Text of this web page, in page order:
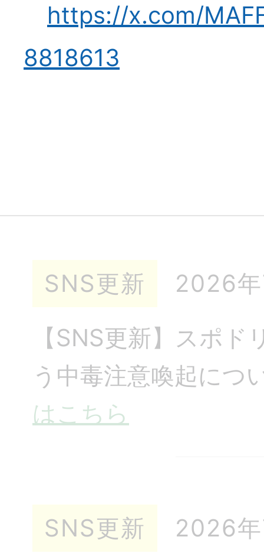
SNS更新
SNS更新
2026
【SNS更新】スポ
う中毒注意喚起に
はこちら
SNS更新
2026
https://x.com/
8818613